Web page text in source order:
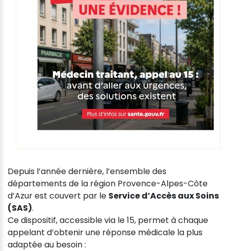
Depuis l’année dernière, l’ensemble des
départements de la région Provence-Alpes-Côte
d’Azur est couvert par le Service d’Accès aux Soins
(SAS).
Ce dispositif, accessible via le 15, permet à chaque
appelant d’obtenir une réponse médicale la plus
adaptée au besoin :